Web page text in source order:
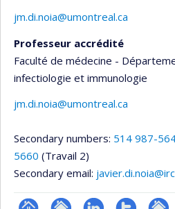
jm.di.noia@umontreal.ca
Professeur accrédité
Faculté de médecine -
infectiologie et immunologie
jm.di.noia@umontreal.ca
Secondary numbers: 514 987-
5660 (Travail 2)
Secondary email: